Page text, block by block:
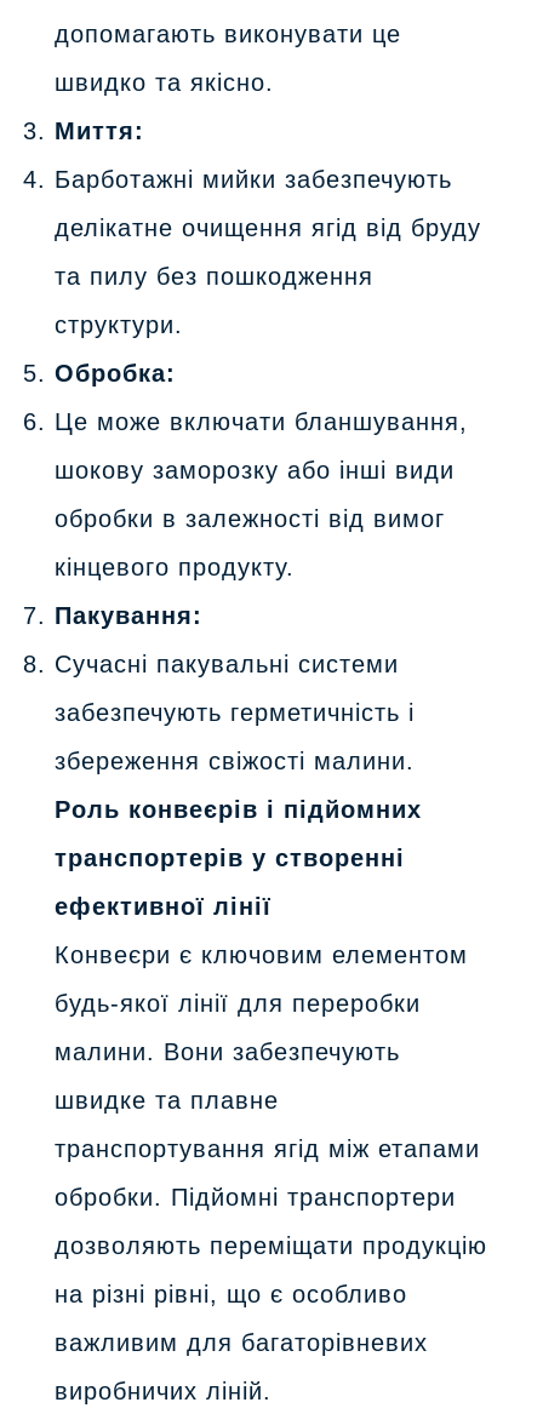
допомагають виконувати це
швидко та якісно.
Миття:
Барботажні мийки забезпечують
делікатне очищення ягід від бруду
та пилу без пошкодження
структури.
Обробка:
Це може включати бланшування,
шокову заморозку або інші види
обробки в залежності від вимог
кінцевого продукту.
Пакування:
Сучасні пакувальні системи
забезпечують герметичність і
збереження свіжості малини.
Роль конвеєрів і підйомних
транспортерів у створенні
ефективної лінії
Конвеєри є ключовим елементом
будь-якої лінії для переробки
малини. Вони забезпечують
швидке та плавне
транспортування ягід між етапами
обробки. Підйомні транспортери
дозволяють переміщати продукцію
на різні рівні, що є особливо
важливим для багаторівневих
виробничих ліній.